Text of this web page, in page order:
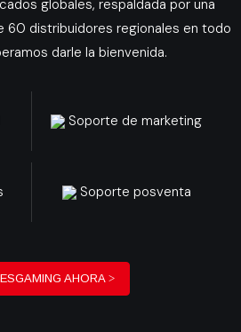
globales, respaldada por una
60 distribuidores regionales en todo
darle la bienvenida.
Soporte de marketing
Soporte posventa
AHORA >